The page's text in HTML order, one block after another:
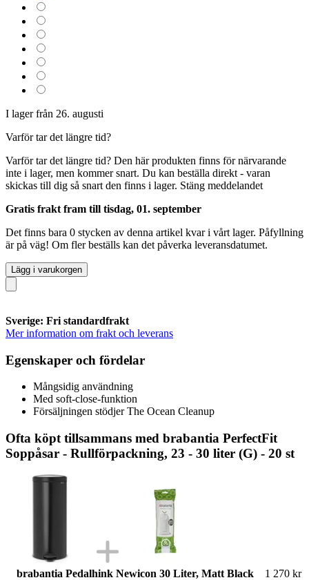
I lager från 26. augusti
Varför tar det längre tid?
Varför tar det längre tid? Den här produkten finns för närvarande
inte i lager, men kommer snart. Du kan beställa direkt - varan
skickas till dig så snart den finns i lager. Stäng meddelandet
Gratis frakt fram till tisdag, 01. september
Det finns bara 0 stycken av denna artikel kvar i vårt lager. Påfyllning
är på väg! Om fler beställs kan det påverka leveransdatumet.
Lägg i varukorgen
Sverige: Fri standardfrakt
Mer information om frakt och leverans
Egenskaper och fördelar
Mångsidig användning
Med soft-close-funktion
Försäljningen stödjer The Ocean Cleanup
Ofta köpt tillsammans med brabantia PerfectFit
Soppåsar - Rullförpackning, 23 - 30 liter (G) - 20 st
brabantia Pedalhink Newicon 30 Liter, Matt Black
1 270 kr